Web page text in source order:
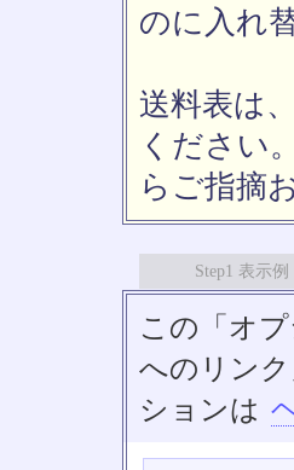
のに入れ
送料表は
ください
らご指摘
Step1 表示例
この「オ
へのリン
ションは